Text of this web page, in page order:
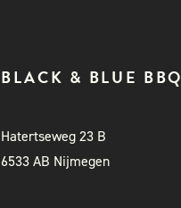
BLACK & BLUE BBQ
Hatertseweg 23 B
6533 AB Nijmegen